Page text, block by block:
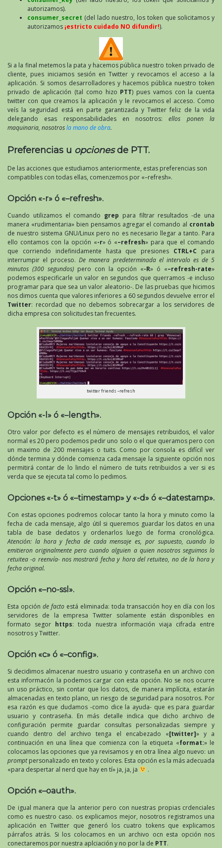
autorizamos).
consumer_secret (del lado nuestro, los token que solicitamos y
autorizamos ¡estricto cuidado NO difundir!).
Si a la final metemos la pata y hacemos pública nuestro token privado de
cliente, pues iniciamos sesión en Twitter y revocamos el acceso a la
aplicación. Si somos desarrolladores y hacemos pública nuestro token
privado de aplicación (tal como hizo PTT) pues vamos con la cuenta
twitter con que creamos la aplicación y le revocamos el acceso. Como
veís la seguridad está en parte garantizada y Twitter feliz de la vida
delegando esas responsabilidades en nosotros:ellos ponen la
maquinaria, nosotrosla mano de obra.
Preferencias u opcionesde PTT.
De las acciones que estudiamos anteriormente, estas preferencias son
compatibles con todas ellas, comenzemos por «–refresh».
Opción «-r» ó «–refresh».
Cuando utilizamos el comando grep para filtrar resultados -de una
manera «rudimentaria» bien pensamos agregar el comando al crontab
de nuestro sistema GNU/Linux pero no es necesario llegar a tanto. Para
ello contamos con la opción «-r» ó «–refresh» para que el comando
que corriendo indefinidamente hasta que presiones CTRL+C para
interrumpir el proceso.De manera predeterminada el intervalo es de 5
minutos (300 segundos) pero con la opción «-R» ó «–refresh-rate»
podemos especificarle un valor en segundos que querramos -e incluso
programar para que sea un valor aleatorio-. De las pruebas que hicimos
nos dimos cuenta que valores inferiores a 60 segundos devuelve error el
Twitter: recordad que no debemos sobrecargar a los servidores de
dicha empresa con solicitudes tan frecuentes.
twitter friends –refresh
Opción «-l» ó «–length».
Otro valor por defecto es el número de mensajes retribuidos, el valor
normal es 20 pero podemos pedir uno solo o el que queramos pero con
un maximo de 200 mensajes o tuits. Como por consola es difícil ver
dónde termina y dónde comienza cada mensaje la siguiente opción nos
permitirá contar de lo lindo el número de tuits retribuidos a ver si es
verda que se ejecuta tal como lo pedimos.
Opciones «-t» ó «–timestamp» y «-d» ó «–datestamp».
Con estas opciones podremos colocar tanto la hora y minuto como la
fecha de cada mensaje, algo útil si queremos guardar los datos en una
tabla de base dedatos y ordenarlos luego de forma cronológica.
Atención: la hora y fecha de cada mensaje es, por supuesto, cuando lo
emitieron originalmente pero cuando alguien a quien nosotros seguimos lo
retuitea -o reenvía- nos mostrará fecha y hora del retuiteo, no de la hora y
fecha original.
Opción «–no-ssl».
Esta opción de facto está eliminada: toda transacción hoy en día con los
servidores de la empresa Twitter solamente están disponibles en
formato segor https: toda nuestra información viaja cifrada entre
nosotros y Twitter.
Opción «c» ó «–config».
Si decidimos almacenar nuestro usuario y contraseña en un archivo con
esta informacón la podemos cargar con esta opción. No se nos ocurre
un uso práctico, sin contar que los datos, de manera implícita, estarán
almacenadas en texto plano, un riesgo de seguridad para nosotros. Por
esa razón es que dudamos -como dice la ayuda- que es para guardar
usuario y contraseña. En más detalle indica que dicho archivo de
configuración permite guardar consultas personalizadas siempre y
cuando dentro del archivo tenga el encabezado «[twitter]» y a
continuación en una línea que comienza con la etiqueta «format:» le
colocamos las opciones que ya revisamos y en otra línea algo nuevo: un
promptpersonalizado en texto y colores. Esta opción es la más adecuada
«para despertar al nerd que hay en tí» ja, ja, ja
.
Opción «–oauth».
De igual manera que la anterior pero con nuestras propias crdenciales
como es nuestro caso. os explicamos mejor, nosotros registramos una
aplicación en Twitter que generó los cuatro tokens que explicamos
párrafos atrás. Si los colocamos en un archivo ocn esta opción nos
conectaremos por nuestra aplciación y no por la de PTT.